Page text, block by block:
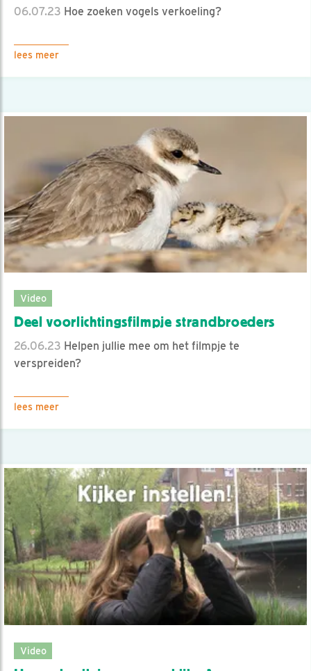
06.07.23 Hoe zoeken vogels verkoeling?
lees meer
Video
Deel voorlichtingsfilmpje strandbroeders
26.06.23 Helpen jullie mee om het filmpje te
verspreiden?
lees meer
Video